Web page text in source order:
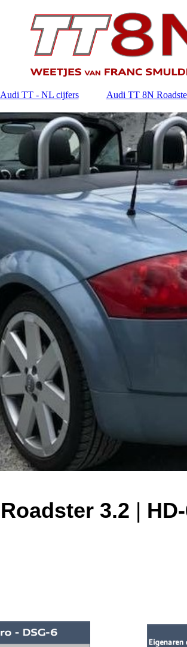
Audi TT - NL cijfers Audi TT 8N
Roadster 3.2 |